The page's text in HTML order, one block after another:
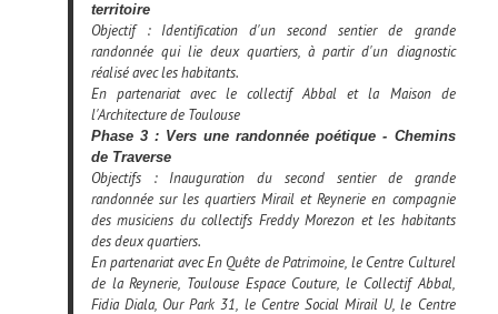
territoire
Objectif : Identification d'un second sentier de grande
randonnée qui lie deux quartiers, à partir d'un diagnostic
réalisé avec les habitants.
En partenariat avec le collectif Abbal et la Maison de
l'Architecture de Toulouse
Phase 3 : Vers une randonnée poétique - Chemins
de Traverse
Objectifs : Inauguration du second sentier de grande
randonnée sur les quartiers Mirail et Reynerie en compagnie
des musiciens du collectifs Freddy Morezon et les habitants
des deux quartiers.
En partenariat avecEn Quête de Patrimoine, le Centre Culturel
de la Reynerie, Toulouse Espace Couture, le Collectif Abbal,
Fidia Diala, Our Park 31, le Centre Social Mirail U, le Centre